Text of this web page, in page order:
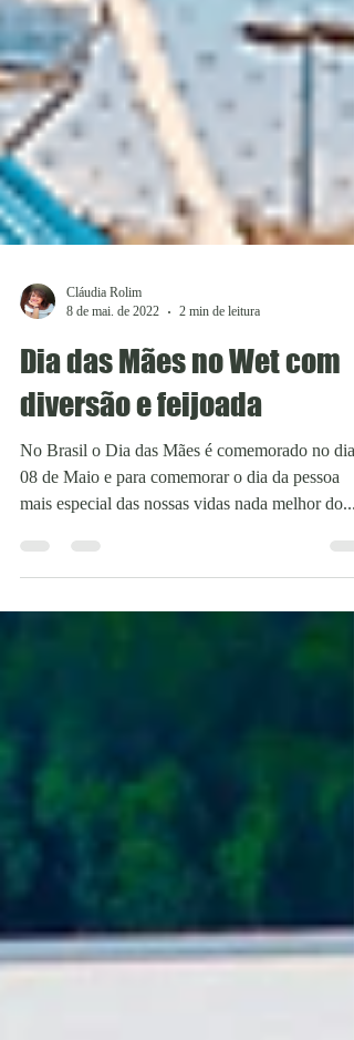
8 de mai. de 2022
2 min de leitura
Dia das Mães no Wet com
diversão e feijoada
No Brasil o Dia das Mães é comemorado no dia
mais especial das nossas vidas nada melhor do...